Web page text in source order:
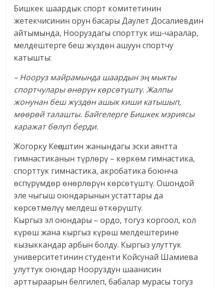
Бишкек шаардык спорт комитетинин
жетекчисинин орун басары Даулет Досалиевдин
айтымында, Нооруздагы спорттук иш-чаралар,
мелдештерге беш жүздөн ашуун спортчу
катышты:
– Нооруз майрамында шаардын эң мыкты
спортчулары өнөрүн көрсөтүштү. Жалпы
жонунан беш жүздөн ашык киши катышып,
мөөрөй талашты. Байгелерге Бишкек мэриясы
каражат бөлүп берди.
Жогорку Кеңештин жанындагы эски аянтта
гимнастиканын түрлөрү – көркөм гимнастика,
спорттук гимнастика, акробатика боюнча
өспүрүмдөр өнөрлөрүн көрсөтүштү. Ошондой
эле чыгыш оюндарынын устаттары да
көрсөтмөлүү мелдеш өткөрүштү.
Кыргыз эл оюндары – ордо, тогуз коргоол, кол
күрөш жана кыргыз күрөш мелдештерине
кызыккандар арбын болду. Кыргыз улуттук
университетинин студенти Койсунай Шамиева
улуттук оюндар Нооруздун шаанисин
арттыраарын белгилеп, бабалар мурасы тогуз